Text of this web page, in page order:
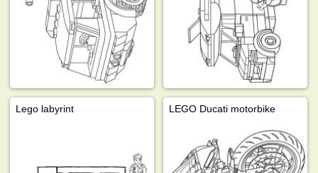
Lego labyrint LEGO Ducati motorbike